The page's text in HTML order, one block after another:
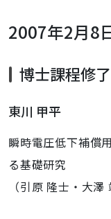
2007年2月8
博士課程修
東川 甲平
瞬時電圧低下補償
る基礎研究
（引原 隆士・大澤